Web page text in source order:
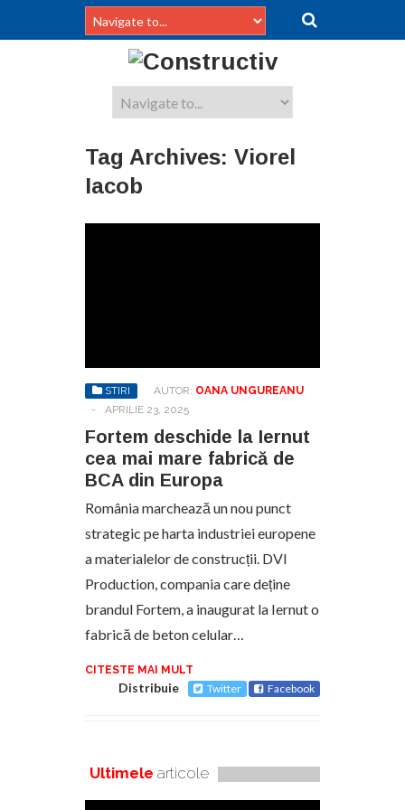
Tag Archives: Viorel
Iacob
STIRI AUTOR: OANA UNGUREANU
-
APRILIE 23, 2025
Fortem deschide la Iernut
cea mai mare fabrică de
BCA din Europa
România marchează un nou punct
strategic pe harta industriei europene
a materialelor de construcții. DVI
Production, compania care deține
brandul Fortem, a inaugurat la Iernut o
fabrică de beton celular…
CITESTE MAI MULT
Distribuie Twitter Facebook
Ultimele articole